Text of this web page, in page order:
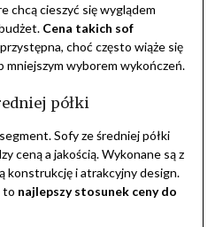
chcą cieszyć się wyglądem
Cena takich sof
choć często wiąże się
mniejszym wyborem wykończeń.
półki
Sofy ze średniej półki
ceną a jakością. Wykonane są z
konstrukcję i atrakcyjny design.
to najlepszy stosunek ceny do